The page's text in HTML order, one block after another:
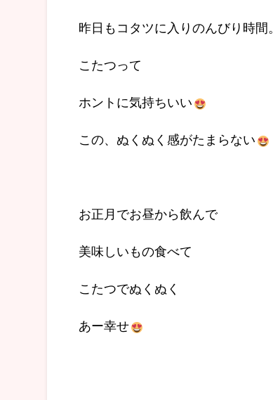
昨日もコタツに入りのんびり時間。
こたつって
ホントに気持ちいい
この、ぬくぬく感がたまらない
お正月でお昼から飲んで
美味しいもの食べて
こたつでぬくぬく
あー幸せ